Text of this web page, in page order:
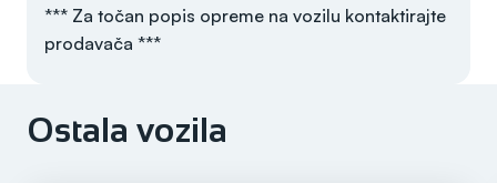
*** Za točan popis opreme na vozilu kontaktirajte
prodavača ***
Godina
Ostala vozila